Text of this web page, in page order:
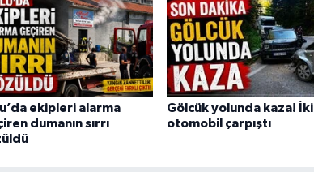
ekipleri alarma
dumanın sırrı
Gölcük yolunda kaza! İki
otomobil çarpıştı